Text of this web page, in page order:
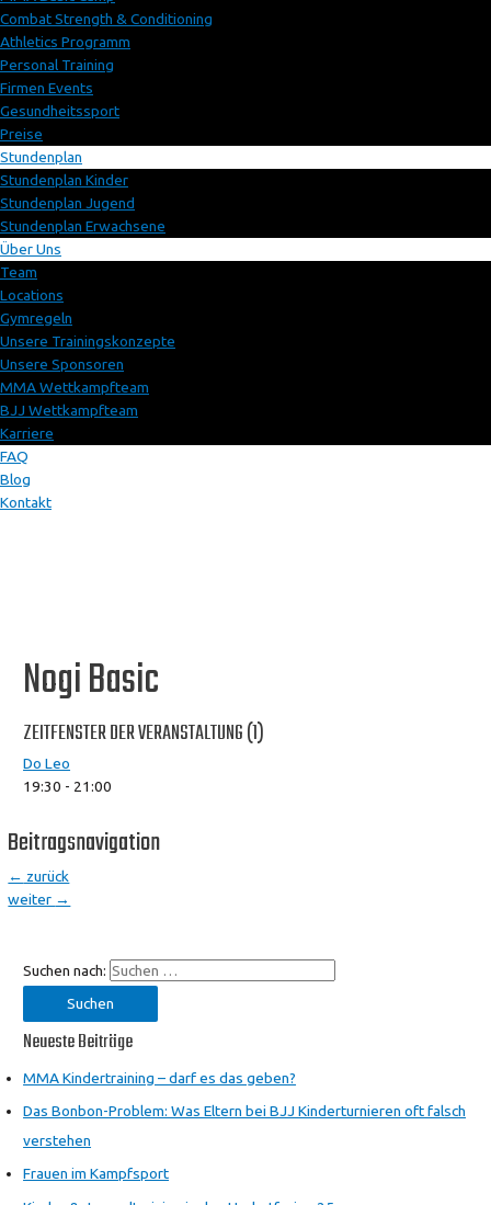
Combat Strength & Conditioning
Athletics Programm
Personal Training
Firmen Events
Gesundheitssport
Preise
Stundenplan
Stundenplan Kinder
Stundenplan Jugend
Stundenplan Erwachsene
Über Uns
Team
Locations
Gymregeln
Unsere Trainingskonzepte
Unsere Sponsoren
MMA Wettkampfteam
BJJ Wettkampfteam
Karriere
FAQ
Blog
Kontakt
Nogi Basic
ZEITFENSTER DER VERANSTALTUNG (1)
Do Leo
19:30 - 21:00
Beitragsnavigation
← zurück
weiter →
Suchen nach:
Neueste Beiträge
MMA Kindertraining – darf es das geben?
Das Bonbon-Problem: Was Eltern bei BJJ Kinderturnieren oft falsch
verstehen
Frauen im Kampfsport